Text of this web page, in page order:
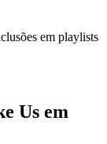
em playlists
Us em